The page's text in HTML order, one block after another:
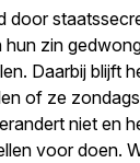
door
hun zin
Daarbij blijft
of ze
niet en
voor doen.